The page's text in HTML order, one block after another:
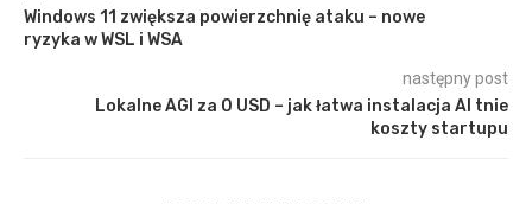
Windows 11 zwiększa powierzchnię ataku – nowe
ryzyka w WSL i WSA
następny post
Lokalne AGI za 0 USD – jak łatwa instalacja AI tnie
koszty startupu